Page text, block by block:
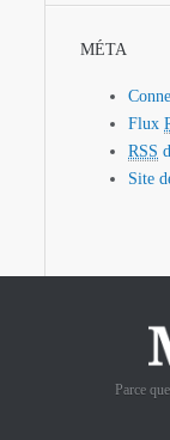
MÉTA
Flux
RSS
Site
Parce